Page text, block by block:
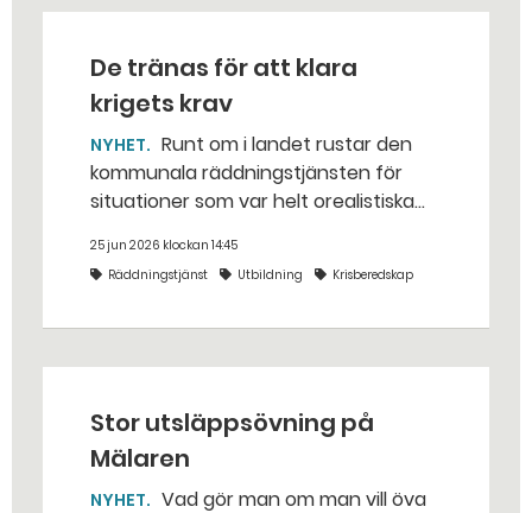
De tränas för att klara
krigets krav
NYHET
kommunala räddningstjänsten för
situationer som var helt orealistiska
bakhåll, utspridda granater och hot
från livsfarliga drönare i det
25 jun 2026 klockan 14:45
Räddningstjänst
Utbildning Krisberedskap
Stor utsläppsövning på
Mälaren
NYHET